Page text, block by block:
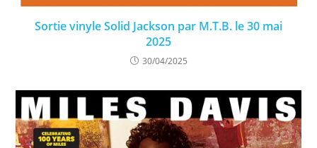
Sortie vinyle Solid Jackson par M.T.B. le 30 mai
2025
30/04/2025